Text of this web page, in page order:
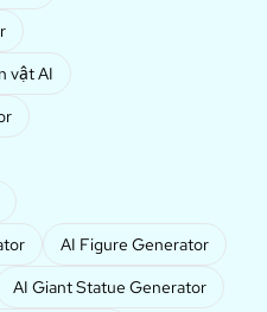
vật AI
AI Figure Generator
AI Giant Statue Generator